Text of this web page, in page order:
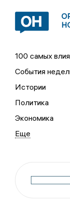
100 самых
События
Истории
Политика
Экономика